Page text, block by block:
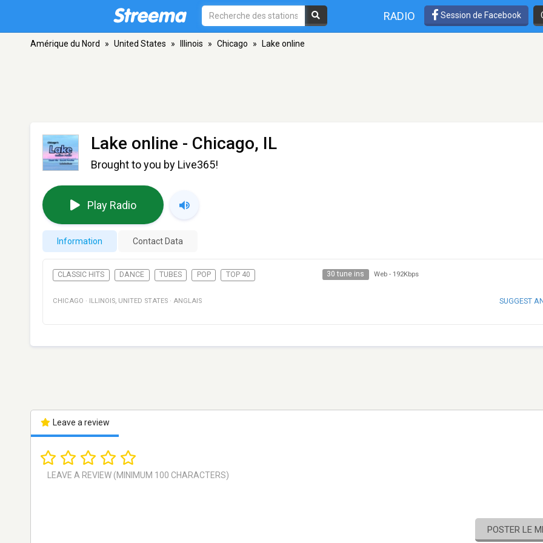
RADIO Session de Facebook
Amérique du Nord » United States » Illinois » Chicago » Lake online
Lake online - Chicago, IL
Brought to you by Live365!
Play Radio
Information Contact Data
CLASSIC HITS DANCE TUBES POP TOP 40 30 tune ins Web - 192Kbps
CHICAGO · ILLINOIS, UNITED STATES · ANGLAIS SUGGEST
Leave a review
POSTER LE